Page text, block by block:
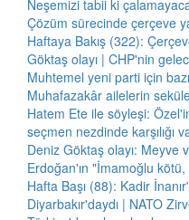
Neşemizi tabii ki
Çözüm sürecinde çerçeve
Haftaya Bakış (322):
Göktaş olayı | CHP'nin
Muhtemel yeni parti için
Muhafazakâr ailelerin
Hatem Ete ile söyleşi:
seçmen nezdinde karşılığı
Deniz Göktaş olayı: Meyve
Erdoğan'ın "İmamoğlu
Hafta Başı (88): Kadir
Diyarbakır'daydı | NATO